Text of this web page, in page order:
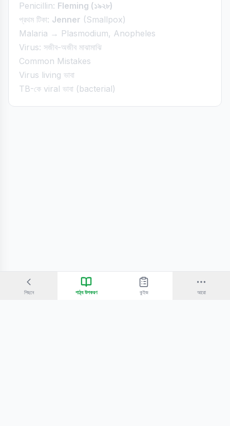
Penicillin: Fleming (১৯২৮)
প্রথম টিকা: Jenner (Smallpox)
Malaria → Plasmodium, Anopheles
Virus: সজীব-অজীব মাঝামাঝি
Common Mistakes
Virus living ভাবা
TB-কে viral ভাবা (bacterial)
পিছনে পাঠ্য উপকরণ কুইজ আরো